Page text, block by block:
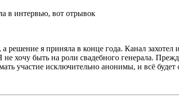
в интервью, вот отрывок
я приняла в конце года. Канал захотел
хочу быть на роли свадебного генерала.
участие исключительно анонимы, и всё будет